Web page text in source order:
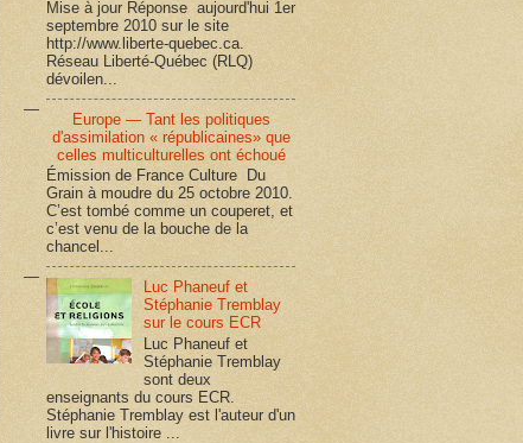
Mise à jour Réponse aujourd'hui 1er
septembre 2010 sur le site
http://www.liberte-quebec.ca.
Réseau Liberté-Québec (RLQ)
dévoilen...
Europe — Tant les politiques
d'assimilation « républicaines» que
celles multiculturelles ont échoué
Émission de France Culture Du
Grain à moudre du 25 octobre 2010.
C’est tombé comme un couperet, et
c’est venu de la bouche de la
chancel...
Luc Phaneuf et
Stéphanie Tremblay
sur le cours ECR
Luc Phaneuf et
Stéphanie Tremblay
sont deux
enseignants du cours ECR.
Stéphanie Tremblay est l'auteur d'un
livre sur l'histoire ...